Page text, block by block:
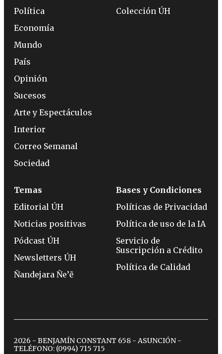
Política
Economía
Mundo
País
Opinión
Sucesos
Arte y Espectáculos
Interior
Correo Semanal
Sociedad
Colección ÚH
Temas
Editorial ÚH
Noticias positivas
Pódcast ÚH
Newsletters ÚH
Ñandejara Ñe’ẽ
Bases y Condiciones
Políticas de Privacidad
Política de uso de la IA
Servicio de
Suscripción a Crédito
Política de Calidad
2026 - BENJAMÍN CONSTANT 658 - ASUNCIÓN -
TELÉFONO: (0994) 715 715